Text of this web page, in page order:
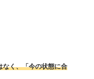
なく、「今の状態に合